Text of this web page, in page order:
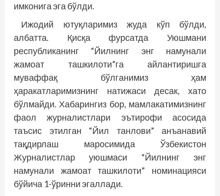
имконига эга бўлди.
Ижодий ютуқларимиз жуда кўп бўлди,
албатта. Қисқа фурсатда Уюшмани
республиканинг “Йилнинг энг намунали
жамоат ташкилоти”га айлантиришга
муваффақ бўлганимиз ҳам
ҳаракатларимизнинг натижаси десак, хато
бўлмайди. Хабарингиз бор, мамлакатимизнинг
фаол журналистлари эътирофи асосида
таъсис этилган “Йил танлови” анъанавий
тақдирлаш маросимида Ўзбекистон
Журналистлар уюшмаси “Йилнинг энг
намунали жамоат ташкилоти” номинацияси
бўйича 1-ўринни эгаллади.